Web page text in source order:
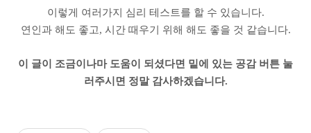
이렇게 여러가지 심리 테스트를 할 수 있습니다.
연인과 해도 좋고, 시간 때우기 위해 해도 좋을 것 같습니다.
이 글이 조금이나마 도움이 되셨다면 밑에 있는 공감 버튼 눌
러주시면 정말 감사하겠습니다.